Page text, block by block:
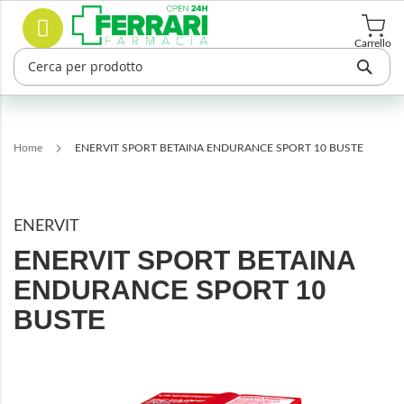
Salta
contenuto
Carrello
Cerca
Home ENERVIT SPORT BETAINA ENDURANCE SPORT 10 BUSTE
ENERVIT
ENERVIT SPORT BETAINA
ENDURANCE SPORT 10
BUSTE